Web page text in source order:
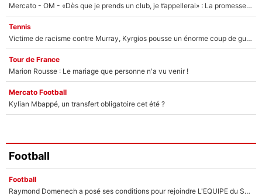
Mercato - OM - «Dès que je prends un club, je t’appellerai» : La promesse de Marcelino au moment de claquer la porte
Tennis
Victime de racisme contre Murray, Kyrgios pousse un énorme coup de gueule !
Tour de France
Marion Rousse : Le mariage que personne n'a vu venir !
Mercato Football
Kylian Mbappé, un transfert obligatoire cet été ?
Football
Football
Raymond Domenech a posé ses conditions pour rejoindre L'EQUIPE du Soir : Il refuse de faire l'émission avec un autre chroniqueur !